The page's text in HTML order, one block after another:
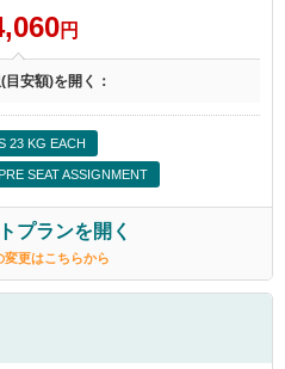
円
目安額)を開く：
23 KG EACH
SEAT ASSIGNMENT
プランを開く
変更はこちらから